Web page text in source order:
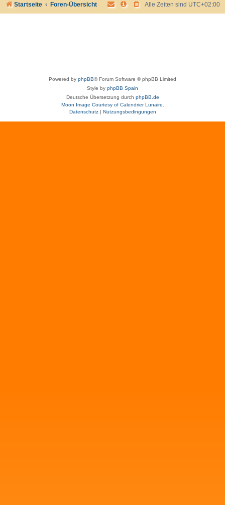
Startseite Foren-Übersicht Alle Zeiten sind UTC+02:00
Powered by phpBB® Forum Software © phpBB Limited
Style by phpBB Spain
Deutsche Übersetzung durch phpBB.de
Moon Image Courtesy of Calendrier Lunaire.
Datenschutz| Nutzungsbedingungen